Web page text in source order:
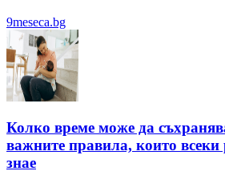
9meseca.bg
Колко време може да
важните правила, които всеки
знае